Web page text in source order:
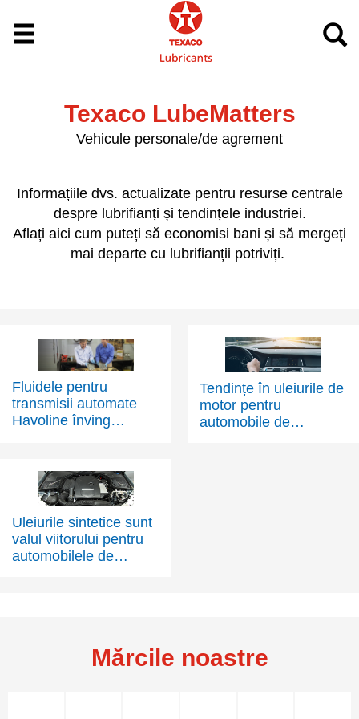
Texaco LubeMatters
Vehicule personale/de agrement
Informațiile dvs. actualizate pentru resurse centrale
despre lubrifianți și tendințele industriei.
Aflați aici cum puteți să economisi bani și să mergeți
mai departe cu lubrifianții potriviți.
Fluidele pentru
transmisii automate
Havoline înving
Tendințe în uleiurile de
motor pentru
automobile de
Uleiurile sintetice sunt
valul viitorului pentru
automobilele de
Mărcile noastre